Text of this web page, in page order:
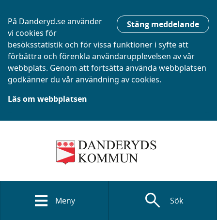
Stäng meddelande
På Danderyd.se använder
vi cookies för
besöksstatistik och för vissa funktioner i syfte att
förbättra och förenkla användarupplevelsen av vår
webbplats. Genom att fortsätta använda webbplatsen
godkänner du vår användning av cookies.
Läs om webbplatsen
Meny search Sök